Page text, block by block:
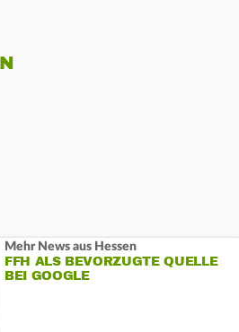
Mehr News aus Hessen
FFH ALS BEVORZUGTE QUELLE
BEI GOOGLE